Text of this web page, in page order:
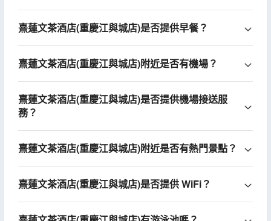
熹蓮文茶酒店(重慶江與城店)是否提供早餐？
熹蓮文茶酒店(重慶江與城店)附近是否有機場？
熹蓮文茶酒店(重慶江與城店)是否提供機場接送服
務？
熹蓮文茶酒店(重慶江與城店)附近是否有熱門景點？
熹蓮文茶酒店(重慶江與城店)是否提供 WiFi？